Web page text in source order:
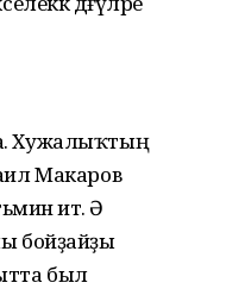
Хужалыҡтың
Макаров
итә. Ә
бойҙайҙы
был